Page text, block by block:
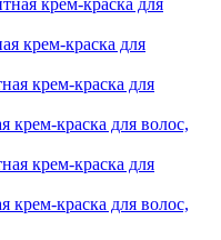
крем-краска для
краска для волос,
краска для волос,